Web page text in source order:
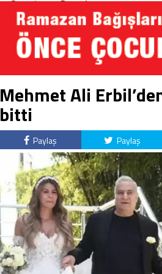
Soruşturma Dosyalarına
Yansıdı!
Mehmet Ali
bitti
Paylaş Paylaş